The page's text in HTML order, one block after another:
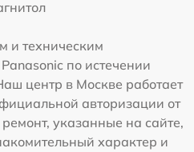
и техническим
по истечении
центр в Москве работает
авторизации от
указанные на сайте,
характер и